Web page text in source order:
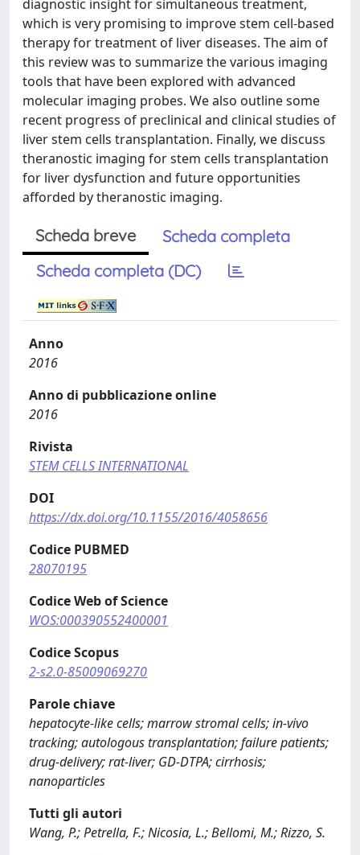
diagnostic insight for simultaneous treatment,
which is very promising to improve stem cell-based
therapy for treatment of liver diseases. The aim of
this review was to summarize the various imaging
tools that have been explored with advanced
molecular imaging probes. We also outline some
recent progress of preclinical and clinical studies of
liver stem cells transplantation. Finally, we discuss
theranostic imaging for stem cells transplantation
for liver dysfunction and future opportunities
afforded by theranostic imaging.
Scheda breve
Scheda completa
Scheda completa (DC)
Anno
2016
Anno di pubblicazione online
2016
Rivista
STEM CELLS INTERNATIONAL
DOI
https://dx.doi.org/10.1155/2016/4058656
Codice PUBMED
28070195
Codice Web of Science
WOS:000390552400001
Codice Scopus
2-s2.0-85009069270
Parole chiave
hepatocyte-like cells; marrow stromal cells; in-vivo
tracking; autologous transplantation; failure patients;
drug-delivery; rat-liver; GD-DTPA; cirrhosis;
nanoparticles
Tutti gli autori
Wang, P.; Petrella, F.; Nicosia, L.; Bellomi, M.; Rizzo, S.